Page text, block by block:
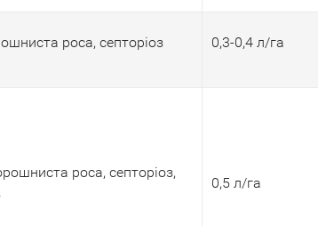
роса, септоріоз 0,3-0,4 л/га
роса, септоріоз,
0,5 л/га